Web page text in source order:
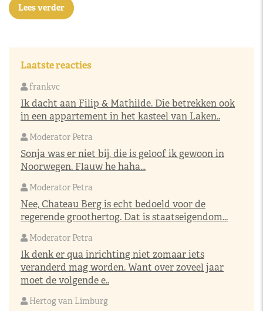
Lees verder
Laatste reacties
frankvc
Ik dacht aan Filip & Mathilde. Die betrekken ook
in een appartement in het kasteel van Laken..
Moderator Petra
Sonja was er niet bij, die is geloof ik gewoon in
Noorwegen. Flauw he haha...
Moderator Petra
Nee, Chateau Berg is echt bedoeld voor de
regerende groothertog. Dat is staatseigendom...
Moderator Petra
Ik denk er qua inrichting niet zomaar iets
veranderd mag worden. Want over zoveel jaar
moet de volgende e..
Hertog van Limburg